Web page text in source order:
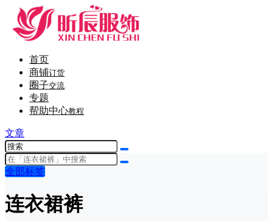
首页
商铺订货
圈子交流
专题
帮助中心教程
文章
全部标签
连衣裙裤